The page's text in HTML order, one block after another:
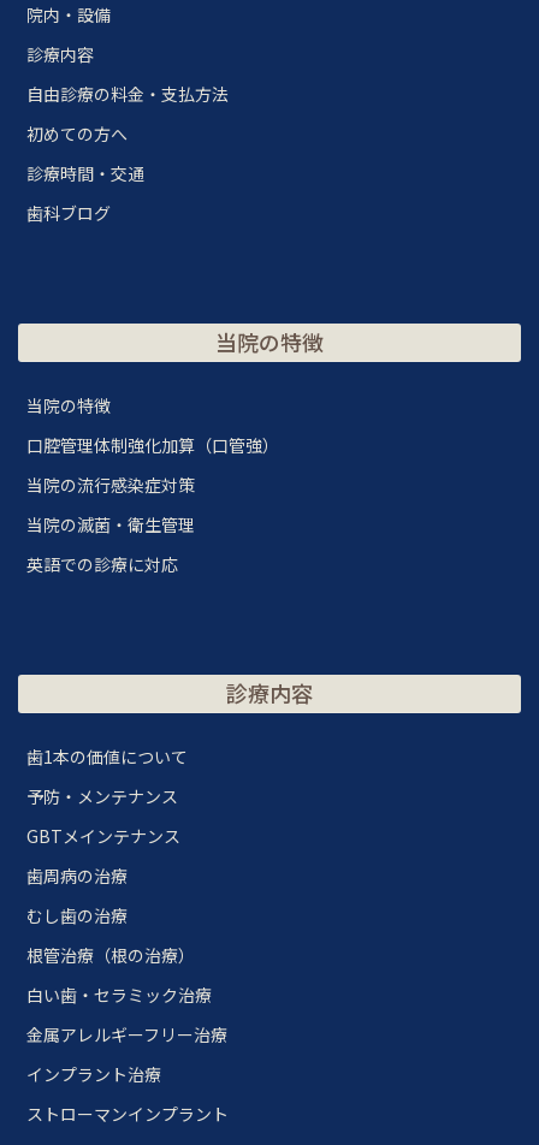
院内・設備
診療内容
自由診療の料金・支払方法
初めての方へ
診療時間・交通
歯科ブログ
当院の特徴
当院の特徴
口腔管理体制強化加算（口管強）
当院の流行感染症対策
当院の滅菌・衛生管理
英語での診療に対応
診療内容
歯1本の価値について
予防・メンテナンス
GBTメインテナンス
歯周病の治療
むし歯の治療
根管治療（根の治療）
白い歯・セラミック治療
金属アレルギーフリー治療
インプラント治療
ストローマンインプラント